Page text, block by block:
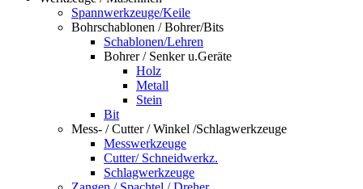
Spannwerkzeuge/Keile
Bohrschablonen / Bohrer/Bits
Schablonen/Lehren
Bohrer / Senker u.Geräte
Holz
Metall
Stein
Bit
Mess- / Cutter / Winkel /Schlagwerkzeuge
Messwerkzeuge
Cutter/ Schneidwerkz.
Schlagwerkzeuge